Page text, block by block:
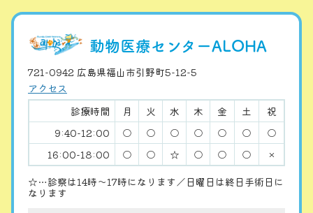
動物医療センターALOHA
721-0942 広島県福山市引野町5-12-5
アクセス
診療時間
月 火 水 木 金 土
祝
9:40-12:00
○ ○ ○ ○ ○ ○
○
16:00-18:00
○ ○ ☆ ○ ○ ○
×
☆…診察は14時〜17時になります／日曜日は終日手術日に
なります